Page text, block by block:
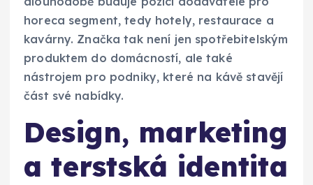
horeca segment, tedy hotely, restaurace a
kavárny. Značka tak není jen spotřebitelským
produktem do domácností, ale také
nástrojem pro podniky, které na kávě stavějí
část své nabídky.
Design, marketing
a terstská identita